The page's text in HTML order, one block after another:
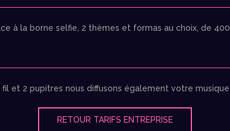
à la borne selfie, 2 thèmes et formas au choix, de
et 2 pupitres nous diffusons également votre
RETOUR TARIFS ENTREPRISE